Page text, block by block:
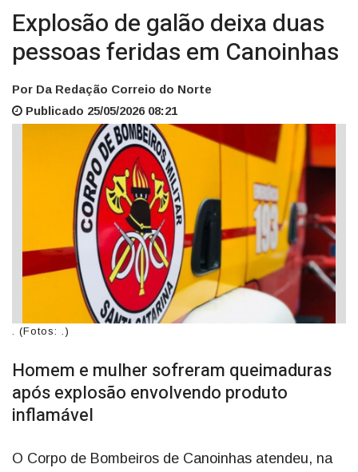
Explosão de galão deixa duas
pessoas feridas em Canoinhas
Por Da Redação Correio do Norte
Publicado 25/05/2026 08:21
. (Fotos: .)
Homem e mulher sofreram queimaduras
após explosão envolvendo produto
inflamável
O Corpo de Bombeiros de Canoinhas atendeu, na